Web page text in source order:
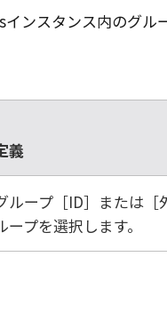
インスタンス内のグル
義
ループ ID または
ープを選択します。